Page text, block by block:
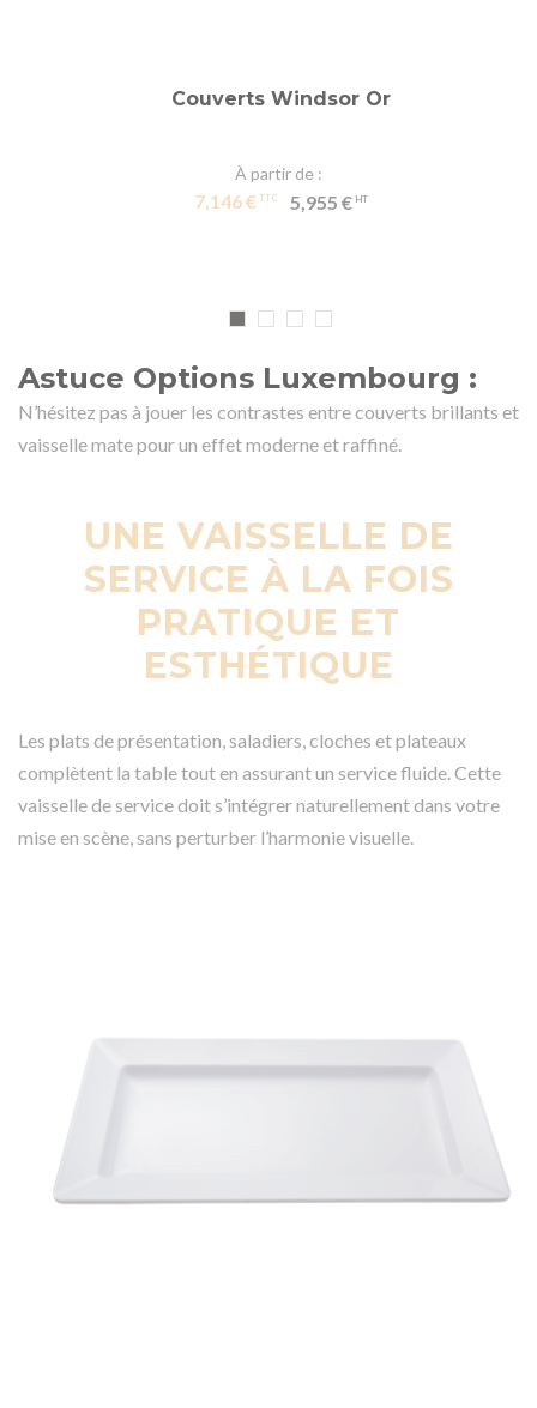
Couverts Windsor Or
À partir de
7,146 € 5,955 €
Astuce Options Luxembourg :
N’hésitez pas à jouer les contrastes entre couverts brillants et
vaisselle mate pour un effet moderne et raffiné.
UNE VAISSELLE DE
SERVICE À LA FOIS
PRATIQUE ET
ESTHÉTIQUE
Les plats de présentation, saladiers, cloches et plateaux
complètent la table tout en assurant un service fluide. Cette
vaisselle de service doit s’intégrer naturellement dans votre
mise en scène, sans perturber l’harmonie visuelle.